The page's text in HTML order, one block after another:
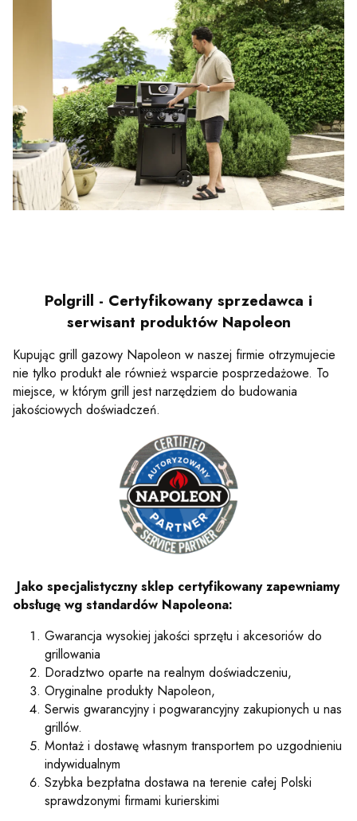
Polgrill - Certyfikowany sprzedawca i
serwisant produktów Napoleon
Kupując grill gazowy Napoleon w naszej firmie otrzymujecie
nie tylko produkt ale również wsparcie posprzedażowe. To
miejsce, w którym grill jest narzędziem do budowania
jakościowych doświadczeń.
Jako specjalistyczny sklep certyfikowany zapewniamy
obsługę wg standardów Napoleona:
Gwarancja wysokiej jakości sprzętu i akcesoriów do
grillowania
Doradztwo oparte na realnym doświadczeniu,
Oryginalne produkty Napoleon,
Serwis gwarancyjny i pogwarancyjny zakupionych u nas
grillów.
Montaż i dostawę własnym transportem po uzgodnieniu
indywidualnym
Szybka bezpłatna dostawa na terenie całej Polski
sprawdzonymi firmami kurierskimi